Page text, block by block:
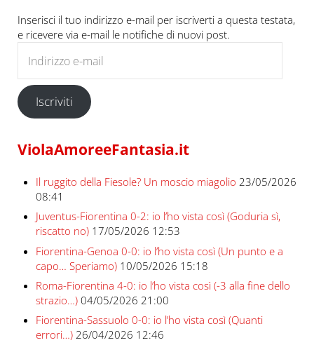
Inserisci il tuo indirizzo e-mail per iscriverti a questa testata,
e ricevere via e-mail le notifiche di nuovi post.
Iscriviti
ViolaAmoreeFantasia.it
Il ruggito della Fiesole? Un moscio miagolio 23/05/2026
08:41
Juventus-Fiorentina 0-2: io l’ho vista così (Goduria sì,
riscatto no) 17/05/2026 12:53
Fiorentina-Genoa 0-0: io l’ho vista così (Un punto e a
capo… Speriamo) 10/05/2026 15:18
Roma-Fiorentina 4-0: io l’ho vista così (-3 alla fine dello
strazio…) 04/05/2026 21:00
Fiorentina-Sassuolo 0-0: io l’ho vista così (Quanti
errori…) 26/04/2026 12:46